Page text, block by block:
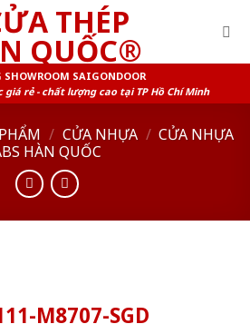
SHOWROOM SAIGONDOOR
rẻ - chất lượng cao tại TP Hồ Chí Minh
/ CỬA NHỰA / CỬA NHỰA
HÀN QUỐC
M8707-SGD